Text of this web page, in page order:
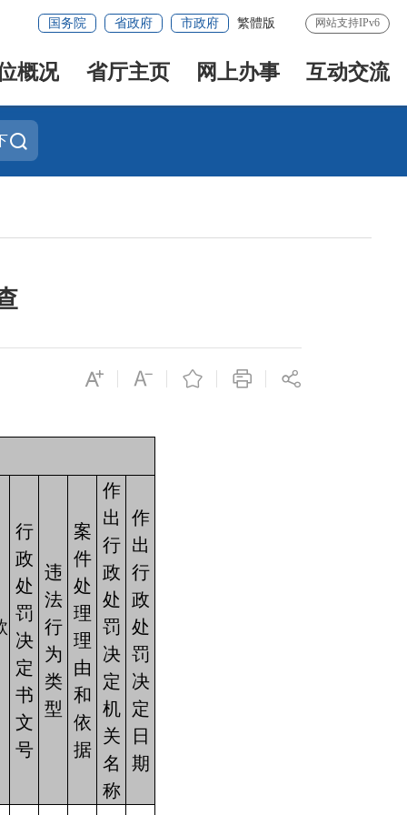
国务院 省政府 市政府 繁體版 网站支持IPv6
概况 省厅主页 网上办事 互动交流
行
政
处
罚
决
定
书
文
号
违
法
行
为
类
型
案
件
处
理
理
由
和
依
据
作
出
行
政
处
罚
决
定
机
关
名
称
作
出
行
政
处
罚
决
定
日
期